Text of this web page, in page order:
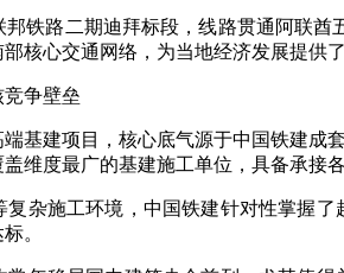
铁路二期迪拜标段，线路贯通阿联
核心交通网络，为当地经济发展提供了
争壁垒
基建项目，核心底气源于中国铁建
维度最广的基建施工单位，具备承接
杂施工环境，中国铁建针对性掌握
。